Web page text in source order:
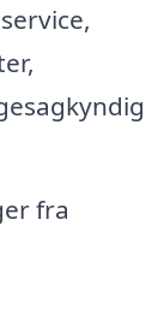
fra